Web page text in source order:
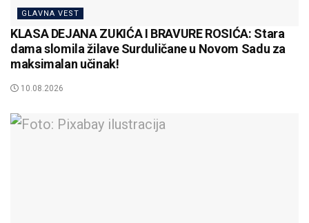
GLAVNA VEST
KLASA DEJANA ZUKIĆA I BRAVURE ROSIĆA: Stara
dama slomila žilave Surduličane u Novom Sadu za
maksimalan učinak!
10.08.2026